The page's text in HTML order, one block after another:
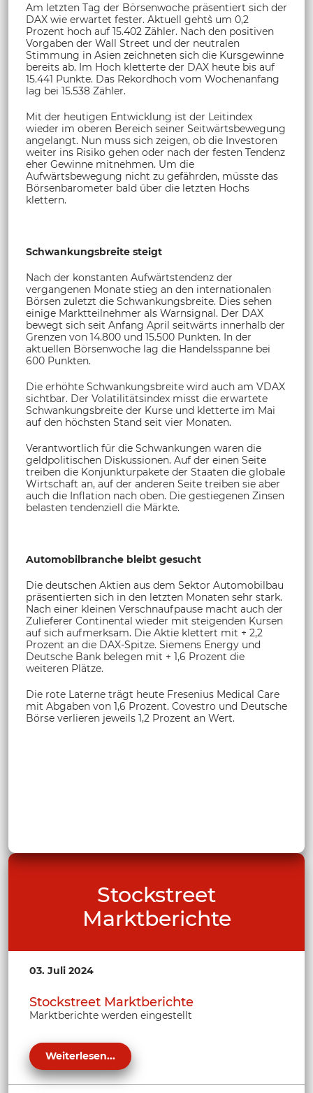
Am letzten Tag der Börsenwoche präsentiert sich der
DAX wie erwartet fester. Aktuell geht`s um 0,2
Prozent hoch auf 15.402 Zähler. Nach den positiven
Vorgaben der Wall Street und der neutralen
Stimmung in Asien zeichneten sich die Kursgewinne
bereits ab. Im Hoch kletterte der DAX heute bis auf
15.441 Punkte. Das Rekordhoch vom Wochenanfang
lag bei 15.538 Zähler.
Mit der heutigen Entwicklung ist der Leitindex
wieder im oberen Bereich seiner Seitwärtsbewegung
angelangt. Nun muss sich zeigen, ob die Investoren
weiter ins Risiko gehen oder nach der festen Tendenz
eher Gewinne mitnehmen. Um die
Aufwärtsbewegung nicht zu gefährden, müsste das
Börsenbarometer bald über die letzten Hochs
klettern.
Schwankungsbreite steigt
Nach der konstanten Aufwärtstendenz der
vergangenen Monate stieg an den internationalen
Börsen zuletzt die Schwankungsbreite. Dies sehen
einige Marktteilnehmer als Warnsignal. Der DAX
bewegt sich seit Anfang April seitwärts innerhalb der
Grenzen von 14.800 und 15.500 Punkten. In der
aktuellen Börsenwoche lag die Handelsspanne bei
600 Punkten.
Die erhöhte Schwankungsbreite wird auch am VDAX
sichtbar. Der Volatilitätsindex misst die erwartete
Schwankungsbreite der Kurse und kletterte im Mai
auf den höchsten Stand seit vier Monaten.
Verantwortlich für die Schwankungen waren die
geldpolitischen Diskussionen. Auf der einen Seite
treiben die Konjunkturpakete der Staaten die globale
Wirtschaft an, auf der anderen Seite treiben sie aber
auch die Inflation nach oben. Die gestiegenen Zinsen
belasten tendenziell die Märkte.
Automobilbranche bleibt gesucht
Die deutschen Aktien aus dem Sektor Automobilbau
präsentierten sich in den letzten Monaten sehr stark.
Nach einer kleinen Verschnaufpause macht auch der
Zulieferer Continental wieder mit steigenden Kursen
auf sich aufmerksam. Die Aktie klettert mit + 2,2
Prozent an die DAX-Spitze. Siemens Energy und
Deutsche Bank belegen mit + 1,6 Prozent die
weiteren Plätze.
Die rote Laterne trägt heute Fresenius Medical Care
mit Abgaben von 1,6 Prozent. Covestro und Deutsche
Börse verlieren jeweils 1,2 Prozent an Wert.
Stockstreet
Marktberichte
03. Juli 2024
Stockstreet Marktberichte
Marktberichte werden eingestellt
Weiterlesen...